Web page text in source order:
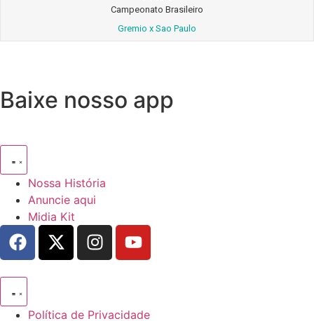
Campeonato Brasileiro
Gremio x Sao Paulo
Baixe nosso app
Nossa História
Anuncie aqui
Midia Kit
Política de Privacidade